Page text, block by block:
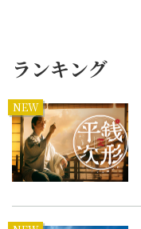
ランキング
NEW